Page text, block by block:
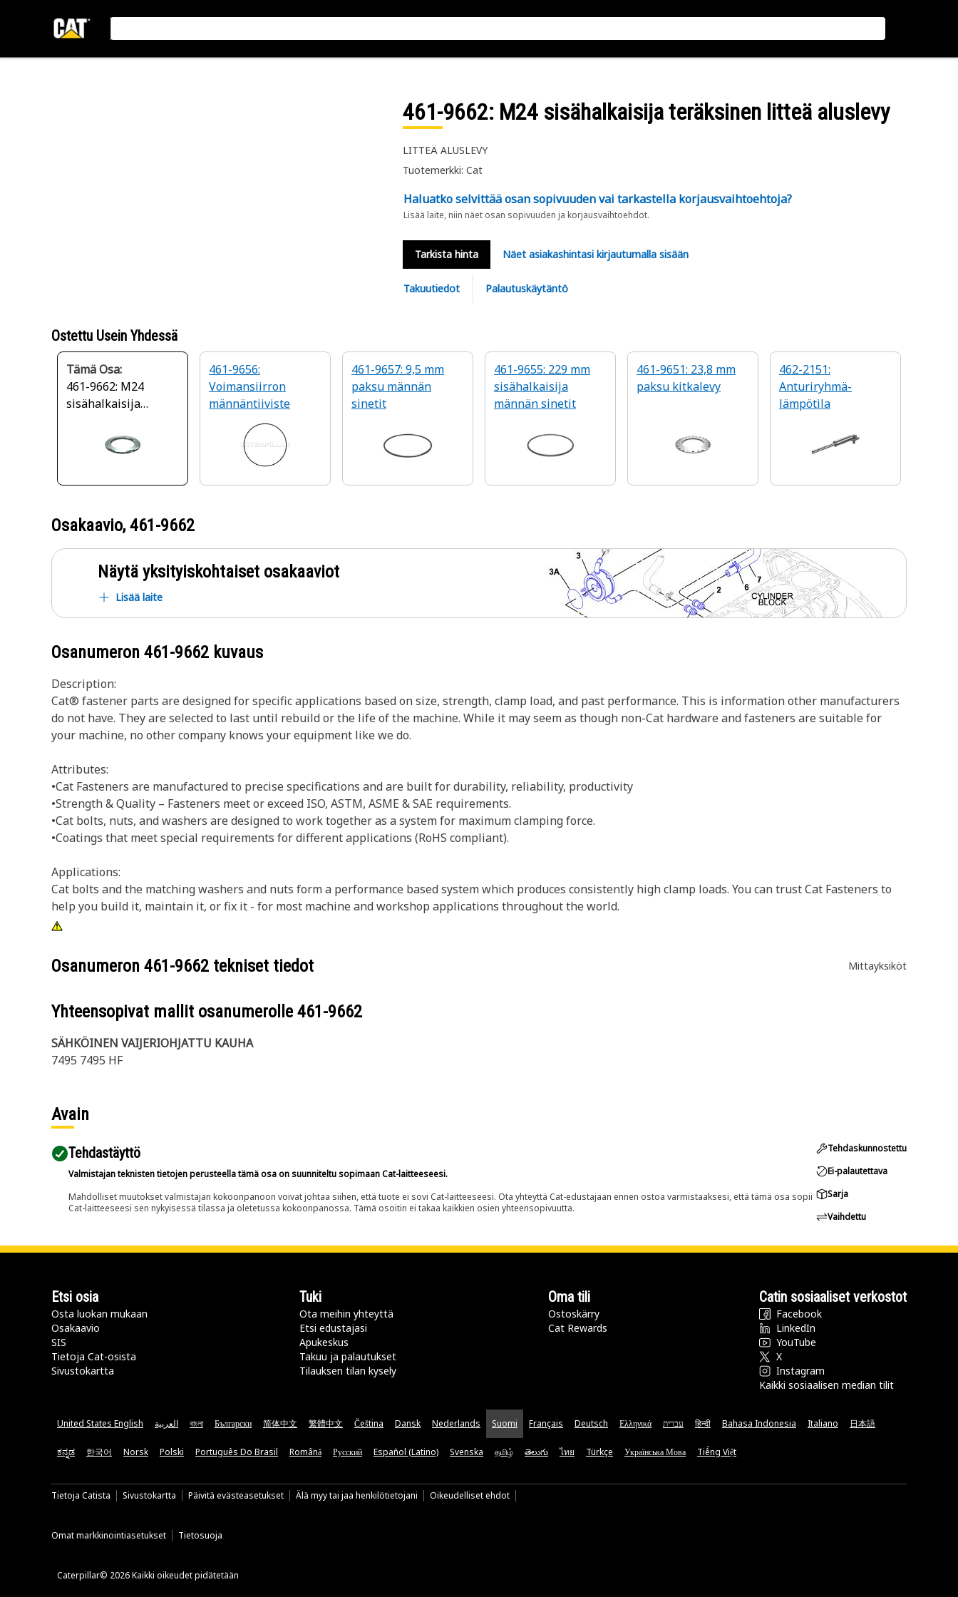
461-9662: M24 sisähalkaisija teräksinen litteä aluslevy
LITTEÄ ALUSLEVY
Tuotemerkki: Cat
Haluatko selvittää osan sopivuuden vai tarkastella korjausvaihtoehtoja?
Lisää laite, niin näet osan sopivuuden ja korjausvaihtoehdot.
Tarkista hinta Näet asiakashintasi kirjautumalla sisään
Takuutiedot Palautuskäytäntö
Ostettu Usein Yhdessä
Tämä Osa:
461-9662: M24
sisähalkaisija
aluslevy
461-9656:
Voimansiirron
männäntiiviste
461-9657: 9,5 mm
paksu männän
sinetit
461-9655: 229 mm
sisähalkaisija
männän sinetit
461-9651: 23,8 mm
paksu kitkalevy
462-2151:
Anturiryhmä-
lämpötila
Osakaavio, 461-9662
Näytä yksityiskohtaiset osakaaviot
Lisää laite
Osanumeron 461-9662 kuvaus
Description:
Cat® fastener parts are designed for specific applications based on size, strength, clamp load, and past performance. This is information other manufacturers
do not have. They are selected to last until rebuild or the life of the machine. While it may seem as though non-Cat hardware and fasteners are suitable for
your machine, no other company knows your equipment like we do.
Attributes:
•Cat Fasteners are manufactured to precise specifications and are built for durability, reliability, productivity
•Strength & Quality – Fasteners meet or exceed ISO, ASTM, ASME & SAE requirements.
•Cat bolts, nuts, and washers are designed to work together as a system for maximum clamping force.
•Coatings that meet special requirements for different applications (RoHS compliant).
Applications:
Cat bolts and the matching washers and nuts form a performance based system which produces consistently high clamp loads. You can trust Cat Fasteners to
help you build it, maintain it, or fix it - for most machine and workshop applications throughout the world.
Osanumeron 461-9662 tekniset tiedot Mittayksiköt
Yhteensopivat mallit osanumerolle 461-9662
SÄHKÖINEN VAIJERIOHJATTU KAUHA
7495 7495 HF
Avain
Tehdastäyttö
Valmistajan teknisten tietojen perusteella tämä osa on suunniteltu sopimaan Cat-laitteeseesi.
Mahdolliset muutokset valmistajan kokoonpanoon voivat johtaa siihen, että tuote ei sovi Cat-laitteeseesi. Ota yhteyttä Cat-edustajaan ennen ostoa varmistaaksesi, että tämä osa sopii
Cat-laitteeseesi sen nykyisessä tilassa ja oletetussa kokoonpanossa. Tämä osoitin ei takaa kaikkien osien yhteensopivuutta.
Tehdaskunnostettu
Ei-palautettava
Sarja
Vaihdettu
Etsi osia
Osta luokan mukaan
Osakaavio
SIS
Tietoja Cat-osista
Sivustokartta
Tuki
Ota meihin yhteyttä
Etsi edustajasi
Apukeskus
Takuu ja palautukset
Tilauksen tilan kysely
Oma tili
Ostoskärry
Cat Rewards
Catin sosiaaliset verkostot
Facebook
LinkedIn
YouTube
X
Instagram
Kaikki sosiaalisen median tilit
United States English العربية বাংলা Български 简体中文 繁體中文 Čeština Dansk Nederlands Suomi Français Deutsch Ελληνικά עברית हिन्दी Bahasa Indonesia Italiano 日本語
ಕನ್ನಡ 한국어 Norsk Polski Português Do Brasil Română Русский Español (Latino) Svenska தமிழ் తెలుగు ไทย Türkçe Українська Мова Tiếng Việt
Tietoja Catista Sivustokartta Päivitä evästeasetukset Älä myy tai jaa henkilötietojani Oikeudelliset ehdot
Omat markkinointiasetukset Tietosuoja
Caterpillar© 2026 Kaikki oikeudet pidätetään